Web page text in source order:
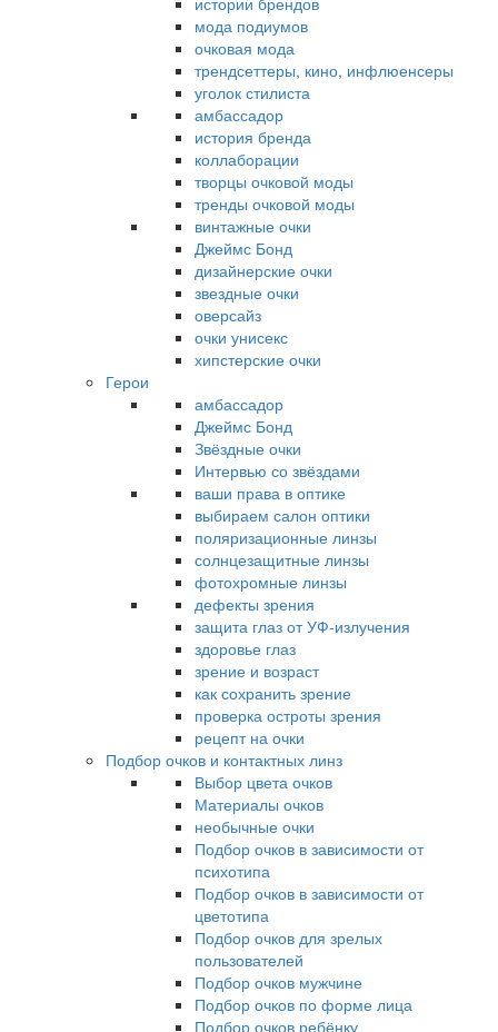
мода подиумов
очковая мода
трендсеттеры, кино, инфлюенсеры
уголок стилиста
амбассадор
история бренда
коллаборации
творцы очковой моды
тренды очковой моды
винтажные очки
Джеймс Бонд
дизайнерские очки
звездные очки
оверсайз
очки унисекс
хипстерские очки
Герои
амбассадор
Джеймс Бонд
Звёздные очки
Интервью со звёздами
ваши права в оптике
выбираем салон оптики
поляризационные линзы
солнцезащитные линзы
фотохромные линзы
дефекты зрения
защита глаз от УФ-излучения
здоровье глаз
зрение и возраст
как сохранить зрение
проверка остроты зрения
рецепт на очки
Подбор очков и контактных линз
Выбор цвета очков
Материалы очков
необычные очки
Подбор очков в зависимости от
психотипа
Подбор очков в зависимости от
цветотипа
Подбор очков для зрелых
пользователей
Подбор очков мужчине
Подбор очков по форме лица
Подбор очков ребёнку